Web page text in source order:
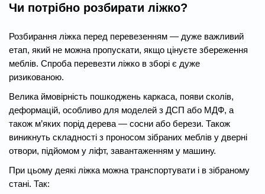
Чи потрібно розбирати ліжко?
Розбирання ліжка перед перевезенням — дуже важливий
етап, який не можна пропускати, якщо цінуєте збереження
меблів. Спроба перевезти ліжко в зборі є дуже
ризикованою.
Велика ймовірність пошкоджень каркаса, появи сколів,
деформацій, особливо для моделей з ДСП або МДФ, а
також м’яких порід дерева — сосни або берези. Також
виникнуть складності з проносом зібраних меблів у дверні
отвори, підйомом у ліфт, завантаженням у машину.
При цьому деякі ліжка можна транспортувати і в зібраному
стані. Так: